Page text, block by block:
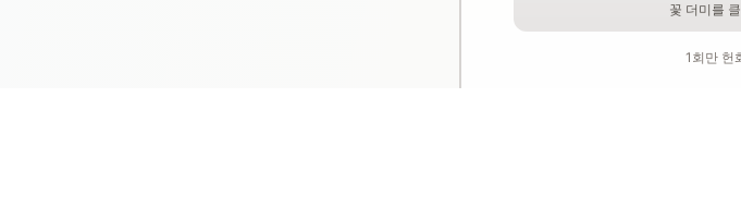
꽃 더미를
1회만 헌